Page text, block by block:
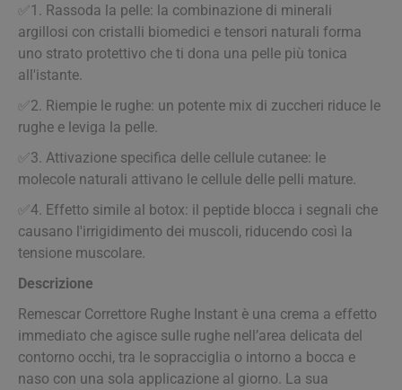
✅​1. Rassoda la pelle: la combinazione di minerali
argillosi con cristalli biomedici e tensori naturali forma
uno strato protettivo che ti dona una pelle più tonica
all'istante.
✅​2. Riempie le rughe: un potente mix di zuccheri riduce le
rughe e leviga la pelle.
✅​3. Attivazione specifica delle cellule cutanee: le
molecole naturali attivano le cellule delle pelli mature.
✅​4. Effetto simile al botox: il peptide blocca i segnali che
causano l'irrigidimento dei muscoli, riducendo così la
tensione muscolare.
Descrizione
Remescar Correttore Rughe Instant è una crema a effetto
immediato che agisce sulle rughe nell’area delicata del
contorno occhi, tra le sopracciglia o intorno a bocca e
naso con una sola applicazione al giorno. La sua